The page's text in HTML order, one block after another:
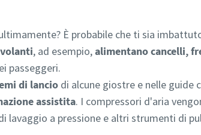
È probabile che ti sia
, ad esempio,alimentano cancelli,
passeggeri.
di lancio di alcune giostre e nelle
assistita. I compressori d'aria
lavaggio a pressione e altri strumenti di